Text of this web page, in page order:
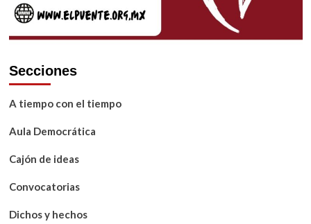
Secciones
A tiempo con el tiempo
Aula Democrática
Cajón de ideas
Convocatorias
Dichos y hechos